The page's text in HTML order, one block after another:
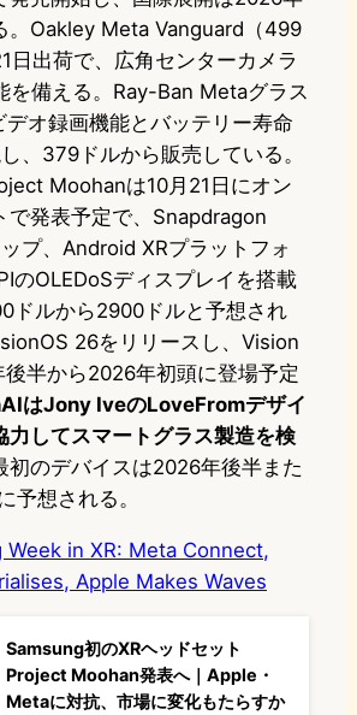
。Oakley Meta Vanguard（499
日出荷で、広角センターカメラ
を備える。Ray-Ban Metaグラス
オ録画機能とバッテリー寿命
、379ドルから販売している。
Moohanは10月21日にオン
で発表予定で、Snapdragon
プ、Android XRプラットフォ
のOLEDoSディスプレイを搭載
ドルから2900ドルと予想され
26をリリースし、Vision
半から2026年初頭に登場予定
はJony IveのLoveFromデザイ
力してスマートグラス製造を検
初のデバイスは2026年後半また
予想される。
Week in XR: Meta Connect,
Apple Makes Waves
Samsung初のXRヘッドセット
Project Moohan発表へ｜Apple・
Metaに対抗、市場に変化もたらすか